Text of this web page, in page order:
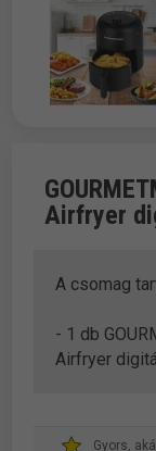
Airfryer
A csomag
- 1 db
Airfryer
Gyors,